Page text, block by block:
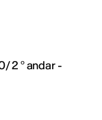
2 º andar -